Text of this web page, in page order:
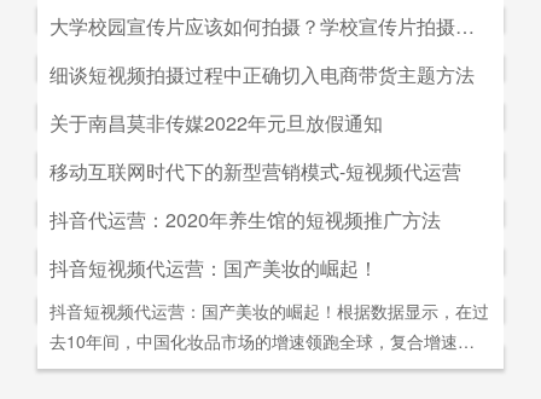
而事实上，正是因为公司规模小，才需要通过一个企业形象
片的包装，给经销商客户等以信心。
何选择抖音代运营公司呢，首先我们要先了解抖音代运营的
主要工作有哪些，抖音代运营公司会帮助我们做什么，什么
是我们自己做不到的，随着抖音的流行，抖音代运营的发展
前景是非常好的。
直播+短视频，新模式新机遇，南昌莫非传媒全域营销平台
会对市场营销造成深远的影响，引领企业走向下一场变革。
2G时代，消费者实现了通讯的自由；3G时代，视频通话和
移动数据技术的兴起推动了智能手机的发展；到了4G技术
的普及，成为了视频流媒体、移动应用和程序化广告发展的
信息的接收已经从图文时代转向了视听时代，而营销方式也
从单一的PC搜索引擎向多媒体、多领域转移，短视频、直
大学校园宣传片应该如何拍摄？学校宣传片拍摄出来有哪些作用？
大学校园宣传片应该如何拍摄？学校宣传片拍摄出来有哪些
始陆续的展开，而为了配合更好的招生进行学校文化建设，
都会拍摄一些大学宣传片来吸引更多学生，进而达到校园招
生的目的。那么，大学宣传片如何拍摄呢？有哪些作用？下
面小编就来为大家简单介绍一下。
细谈短视频拍摄过程中正确切入电商带货主题方法
细谈短视频拍摄过程中正确切入电商带货主题方法。短视频
一是创建自己的个人IP品牌,比如李子柒；二是创建代表生
活方式的品牌, 比如“一条”。前者就是基于达人的影响力创
建品牌,以IP名为品牌名,以达人为 品牌背书,这种模式其实更
像粉丝经济。普通用户受短视频内容的吸引 成为达人的粉
丝,进而成为产生实际购买行为的用户。实践证明,只要 IP足
够打动人心,他们就能爆发出巨大的影响力。以李子柒为例,
李子柒凭借短视频积累了千万粉丝,后在淘宝平台开设店铺,
关于南昌莫非传媒2022年元旦放假通知
关于南昌莫非传媒2022年元旦放假通知.元旦：1月1日（星
月4日（星期二）上班。在此期间，如果您有需要我们提供
服务的地方可直接在网站留言板块进行留言，上班后，我们
会及时回复；如有紧急事项可拨打0791-88196636进行咨
询。
移动互联网时代下的新型营销模式-短视频代运营
移动互联网时代下的新型营销模式-短视频代运营。创意营
的含义发生了新的变化，是以创意表达的内容为连接的、以
社交分享和算法匹配为，主要传播信道的用户参与共创的新
型整合营销模式。
抖音代运营：2020年养生馆的短视频推广方法
抖音代运营：2020年养生馆的短视频推广方法.南昌莫非文
告及网络营销领域的公司，是国内领先的一站式全网营销推
广创新型服务平台。主营：蓝V认证，抖音，快手短视频代
抖音短视频代运营：国产美妆的崛起！
抖音短视频代运营：国产美妆的崛起！根据数据显示，在过
去10年间，中国化妆品市场的增速领跑全球，复合增速达9.
5%。庞大的市场让国产美妆迅速崛起，其中，完美日记一